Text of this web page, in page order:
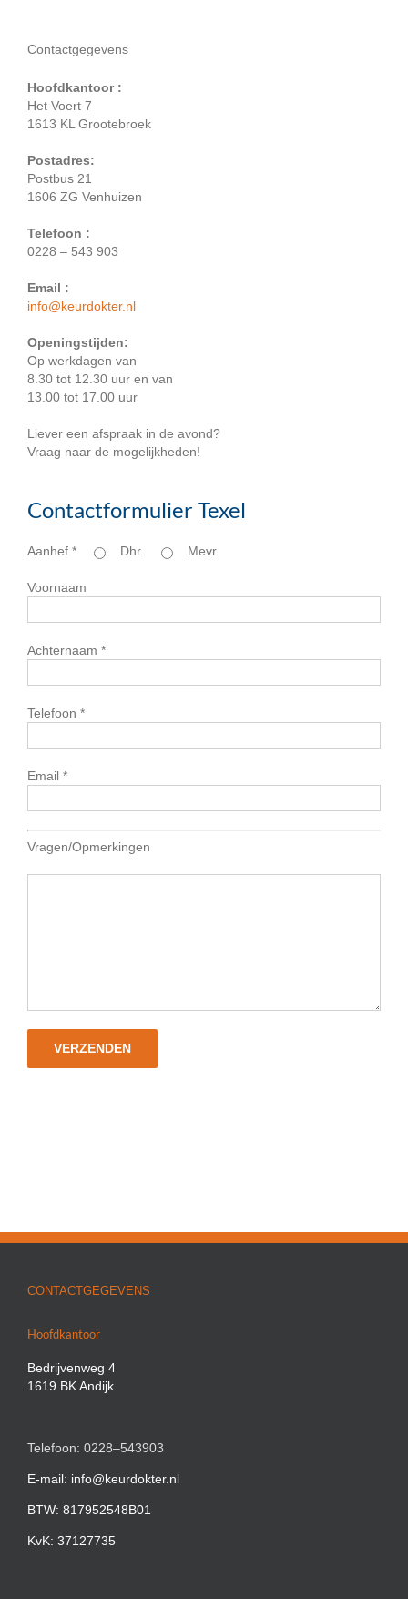
Contactgegevens
Hoofdkantoor :
Het Voert 7
1613 KL Grootebroek
Postadres:
Postbus 21
1606 ZG Venhuizen
Telefoon :
0228 – 543 903
Email :
info@keurdokter.nl
Openingstijden:
Op werkdagen van
8.30 tot 12.30 uur en van
13.00 tot 17.00 uur
Liever een afspraak in de avond?
Vraag naar de mogelijkheden!
Contactformulier Texel
Aanhef * Dhr. Mevr.
Voornaam
Achternaam *
Telefoon *
Email *
Vragen/Opmerkingen
CONTACTGEGEVENS
Hoofdkantoor
Bedrijvenweg 4
1619 BK Andijk
Telefoon: 0228–543903
E-mail: info@keurdokter.nl
BTW: 817952548B01
KvK: 37127735